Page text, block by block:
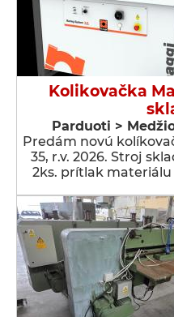
Kolikovačka
Parduoti >
Predám novú
35, r.v. 2026. Stroj
2ks. prítlak